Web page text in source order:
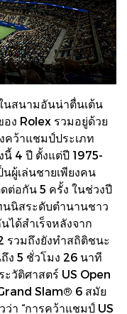
นสนามอันน่าตื่นเต้น
ง Rolex รวมอยู่ด้วย
คว้าแชมป์ประเภท
4 ปี ตั้งแต่ปี 1975-
ผู้เล่นชายเพียงคน
ต่อกัน 5 ครั้ง ในช่วงปี
นิสระดับตำนานชาว
ได้สำเร็จหลังจาก
รวมถึงยังทำสถิติชนะ
ง 5 ชั่วโมง 26 นาที
วัติศาสตร์ US Open
Slam® 6 สมัย
า “การคว้าแชมป์ US